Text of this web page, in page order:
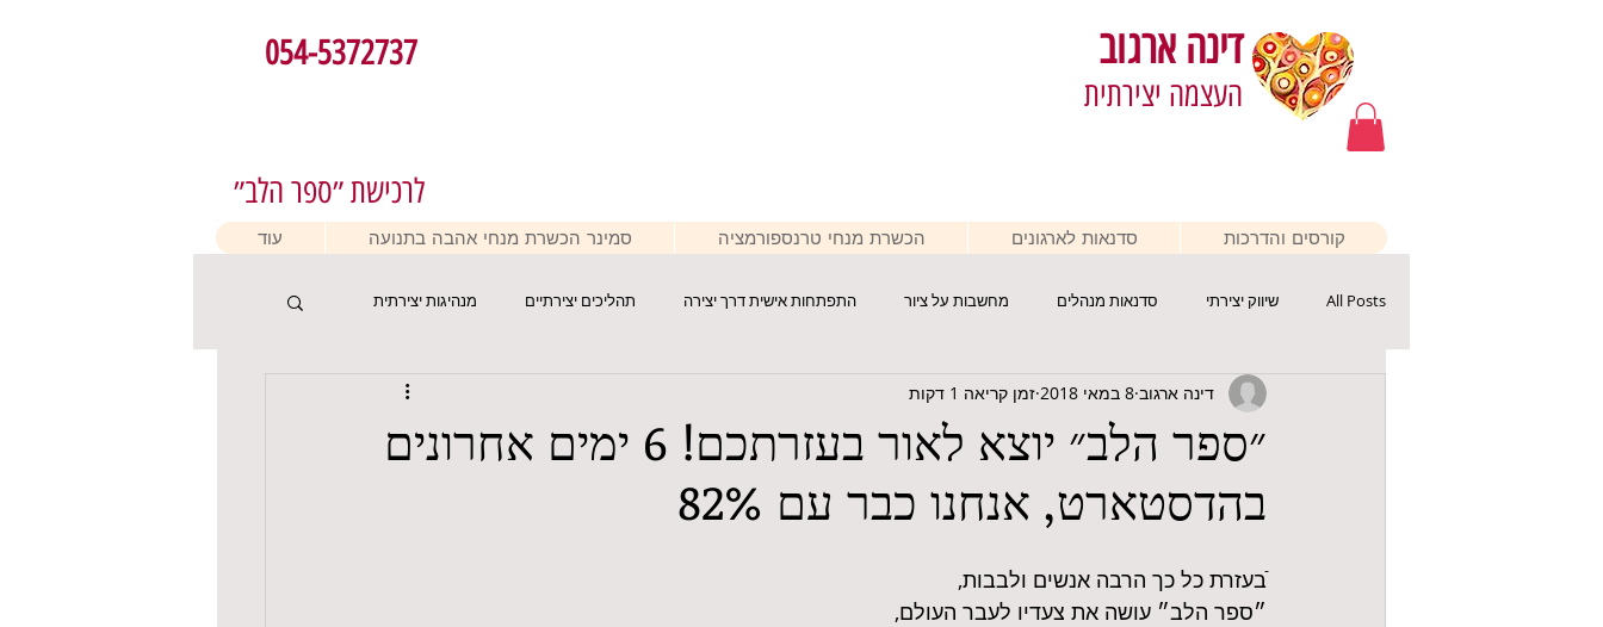
054-5372737 דינה ארגוב
העצמה יצירתית
לרכישת ״ספר הלב״
קורסים והדרכות סדנאות לארגונים הכשרת מנחי טרנספורמציה סמינר הכשרת מנחי אהבה בתנועה עוד
All Posts שיווק יצירתי סדנאות מנהלים מחשבות על ציור התפתחות אישית דרך יצירה תהליכים יצירתיים מנהיגות יצירתית
״ספר הלב״ יוצא לאור בעזרתכם! 6 ימים אחרונים
בהדסטארט, אנחנו כבר עם 82%
דינה ארגוב 8 במאי 2018 זמן קריאה 1 דקות
ֿבעזרת כל כך הרבה אנשים ולבבות,
״ספר הלב״ עושה את צעדיו לעבר העולם,